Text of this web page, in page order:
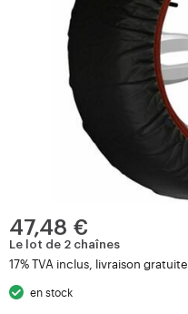
47,48 €
Le lot de 2 chaînes
17% TVA inclus, livraison gratuite
en stock